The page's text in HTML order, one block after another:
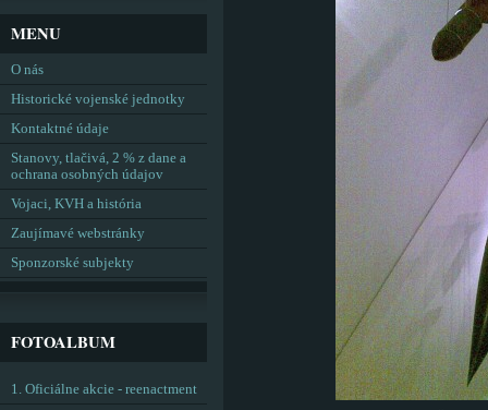
MENU
O nás
Historické vojenské jednotky
Kontaktné údaje
Stanovy, tlačivá, 2 % z dane a
ochrana osobných údajov
Vojaci, KVH a história
Zaujímavé webstránky
Sponzorské subjekty
FOTOALBUM
1. Oficiálne akcie - reenactment